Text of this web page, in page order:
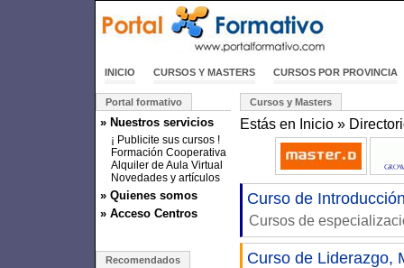
INICIO CURSOS Y MASTERS CURSOS POR PROVINCIA
Portal formativo
» Nuestros servicios
¡ Publicite sus cursos !
Formación Cooperativa
Alquiler de Aula Virtual
Novedades y artículos
» Quienes somos
» Acceso Centros
Recomendados
Cursos y Masters
Estás en Inicio »
Curso de
Cursos de
Curso de Liderazgo,